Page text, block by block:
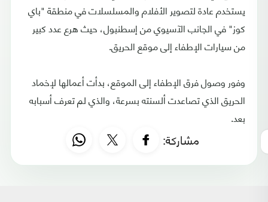
يستخدم عادة لتصوير الأفلام والمسلسلات في منطقة "باي
كوز" في الجانب الآسيوي من إسطنبول، حيث هرع عدد كبير
من سيارات الإطفاء إلى موقع الحريق.
وفور وصول فرق الإطفاء إلى الموقع، بدأت أعمالها لإخماد
الحريق الذي تصاعدت ألسنته بسرعة، والذي لم تعرف أسبابه
بعد.
مشاركة: